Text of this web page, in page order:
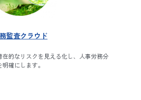
監査クラウド
的なリスクを見える化し、人事労務分
確にします。